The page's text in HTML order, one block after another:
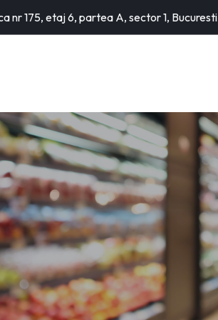
nr 175, etaj 6, partea A, sector 1, Bucuresti